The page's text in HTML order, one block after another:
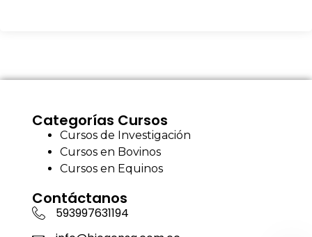
Categorías Cursos
Cursos de Investigación
Cursos en Bovinos
Cursos en Equinos
Contáctanos
593997631194